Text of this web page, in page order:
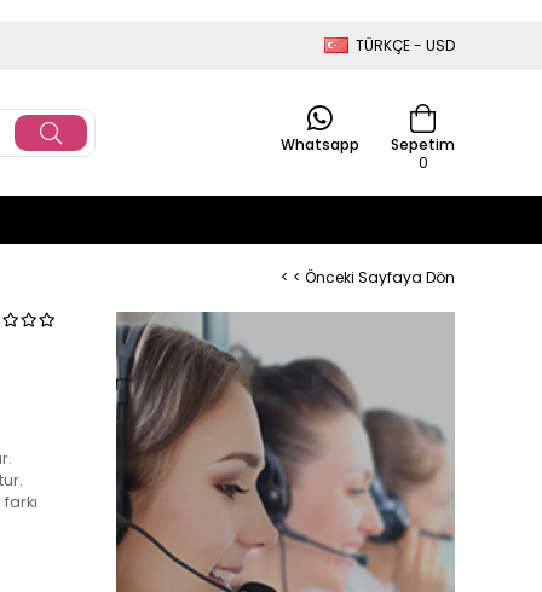
TÜRKÇE - USD
Sepetim
0
Whatsapp
< < Önceki Sayfaya Dön